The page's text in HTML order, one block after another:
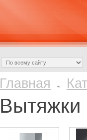
Главная
Вытяжки